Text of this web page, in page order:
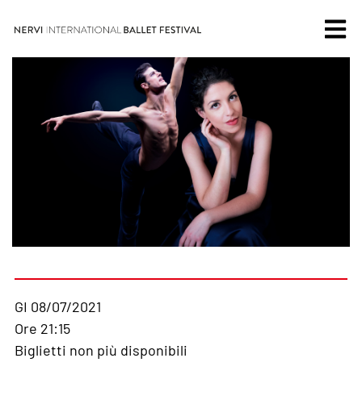
GI 08/07/2021
Ore 21:15
Biglietti non più disponibili